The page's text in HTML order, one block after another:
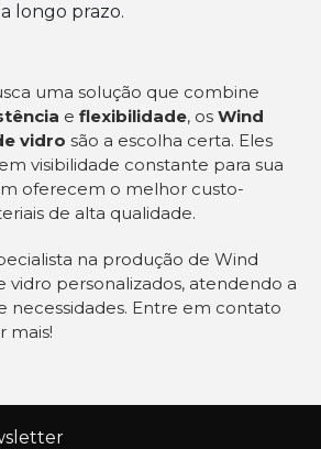
longo prazo.
uma solução que combine
e flexibilidade, os Wind
vidro são a escolha certa. Eles
visibilidade constante para sua
oferecem o melhor custo-
de alta qualidade.
na produção de Wind
vidro personalizados, atendendo a
necessidades. Entre em contato
mais!